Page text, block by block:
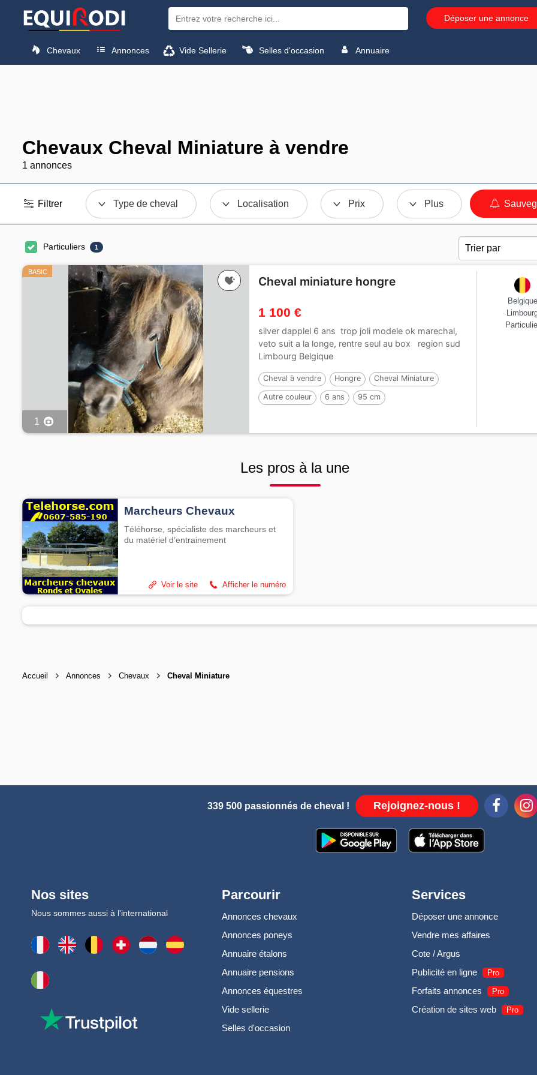
Déposer une annonce
Chevaux Annonces Vide Sellerie Selles d'occasion Annuaire
Chevaux Cheval Miniature à vendre
1 annonces
Filtrer Type de cheval Localisation Prix Plus
Particuliers 1
BASIC
1
Cheval miniature hongre
1 100 €
silver dapplel 6 ans trop joli modele ok marechal,
veto suit a la longe, rentre seul au box region sud
Limbourg Belgique
Cheval à vendre Hongre Cheval Miniature
Autre couleur 6 ans 95 cm
Belgique
Les pros à la une
Marcheurs Chevaux
Téléhorse, spécialiste des marcheurs et
du matériel d’entrainement
Afficher le numéro
Voir le site
Accueil Annonces Chevaux Cheval Miniature
339 500 passionnés de cheval ! Rejoignez-nous !
Nos sites
Nous sommes aussi à l'international
Parcourir
Annonces chevaux
Annonces poneys
Annuaire étalons
Annuaire pensions
Annonces équestres
Vide sellerie
Selles d'occasion
Services
Déposer une annonce
Vendre mes affaires
Cote / Argus
Publicité en ligne
Pro
Forfaits annonces Pro
Création de sites web Pro